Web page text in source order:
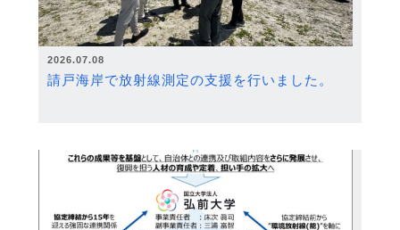
2026.07.08
請戸海岸で放射線測定の支援を行いました。